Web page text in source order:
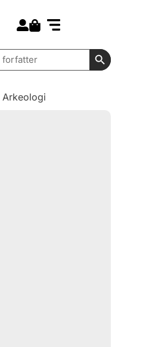
Search
Arkeologi